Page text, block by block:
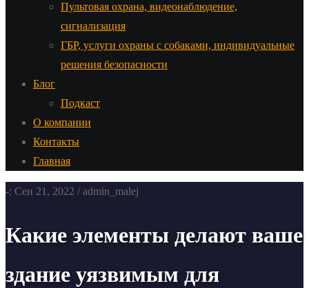
Пультовая охрана, видеонаблюдение,
сигнализация
ГБР, услуги охраны с собаками, индивидуальные
решения безопасности
Блог
Подкаст
О компании
Контакты
Главная
-: Сен 21, 2022 / admin_malej
Какие элементы делают ваше
здание уязвимым для